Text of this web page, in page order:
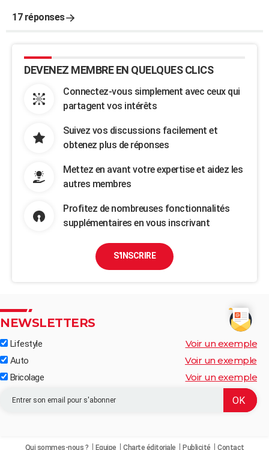
17 réponses
DEVENEZ MEMBRE EN QUELQUES CLICS
Connectez-vous simplement avec ceux qui
partagent vos intérêts
Suivez vos discussions facilement et
obtenez plus de réponses
Mettez en avant votre expertise et aidez les
autres membres
Profitez de nombreuses fonctionnalités
supplémentaires en vous inscrivant
S'INSCRIRE
NEWSLETTERS
Lifestyle Voir un exemple
Auto Voir un exemple
Bricolage Voir un exemple
Qui sommes-nous ? Equipe Charte éditoriale Publicité Contact